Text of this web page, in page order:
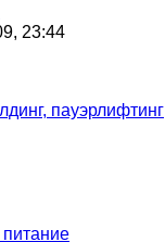
к
последнему
23:44
пауэрлифтинг